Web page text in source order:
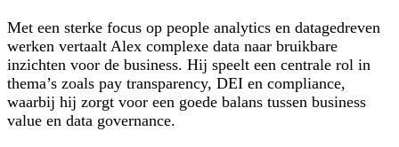
Met een sterke focus op people analytics en datagedreven
werken vertaalt Alex complexe data naar bruikbare
inzichten voor de business. Hij speelt een centrale rol in
thema’s zoals pay transparency, DEI en compliance,
waarbij hij zorgt voor een goede balans tussen business
value en data governance.